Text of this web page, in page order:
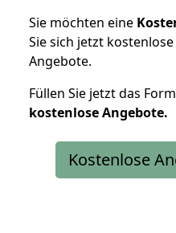
Sie möchten eine
Sie sich jetzt
Angebote.
Füllen Sie jetzt das
kostenloseAngebote.
Kostenlose